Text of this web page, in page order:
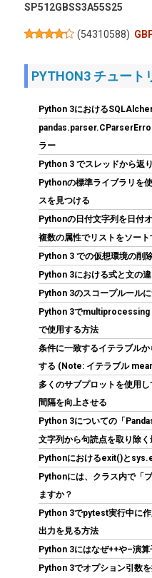
SP512GBSS3A55S25
(54310588)
JastBang USB-C HDMIキ
入力 1080P録画 UVC対応
イバー不要 | Switch、PS5
Androidに対応。OBS
YouTubeを使用したゲーム
会議録画に活用できます。
扱説明書付き。
(546393) GBP
GMT +09:00 時点 -
Crucial(クルーシャル)
スクトップ用メモリ
ーカー制限付無期限保証
CP2K16G4DFRA32A【国
(5456342
04:03 GMT +09:00 時点 -詳細は
PYTHON3 チュート
Python 3における
ラー
Python 3 でスレッドから返
Pythonの標準ライブラリを
スを見つける
Pythonの日付文字列を日付
複数の属性でリストをソー
Python 3 での仮想環境の削
Python 3における式と文の
Python 3のスコープルール
Python 3でmultiprocessing
で使用する方法
条件に一致するイテラブル
する (Note: イテラブル
多くのサブプロットを使用
間隔を向上させる
Python 3についての「
文字列から句読点を取り除
Pythonにおけるexit()と
Pythonには、クラス内で「
ますか？
Python 3でpytest実行中に
出力を見る方法
Python 3にはなぜ++や–演算
Python 3でオプション引数